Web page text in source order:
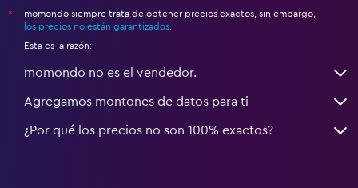
*
momondo siempre trata de obtener precios exactos, sin embargo,
los precios no están garantizados.
Esta es la razón:
momondo no es el vendedor.
Agregamos montones de datos para ti
¿Por qué los precios no son 100% exactos?